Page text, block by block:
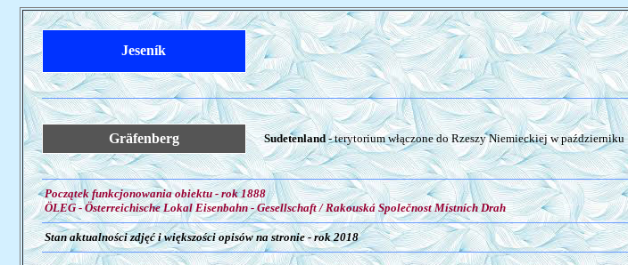
Jeseník
Gräfenberg Sudetenland- terytorium włączone do Rzeszy Niemieckiej w
Początek funkcjonowania obiektu - rok 1888
ÖLEG - Österreichische Lokal Eisenbahn - Gesellschaft / Rakouská Společnost Místních Drah
Stan aktualności zdjęć i większości opisów na stronie - rok 2018